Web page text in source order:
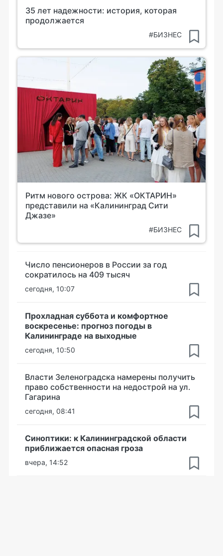
35 лет надежности: история, которая
продолжается
#БИЗНЕС
Ритм нового острова: ЖК «ОКТАРИН»
представили на «Калининград Сити
Джазе»
#БИЗНЕС
Число пенсионеров в России за год
сократилось на 409 тысяч
сегодня, 10:07
Прохладная суббота и комфортное
воскресенье: прогноз погоды в
Калининграде на выходные
сегодня, 10:50
Власти Зеленоградска намерены получить
право собственности на недострой на ул.
Гагарина
сегодня, 08:41
Синоптики: к Калининградской области
приближается опасная гроза
вчера, 14:52